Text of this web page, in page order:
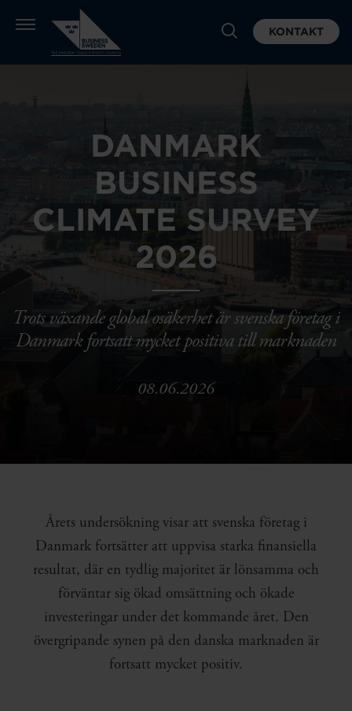
KONTAKT
DANMARK
BUSINESS
CLIMATE SURVEY
2026
Trots växande global osäkerhet är svenska företag i
Danmark fortsatt mycket positiva till marknaden
08.06.2026
Årets undersökning visar att svenska företag i
Danmark fortsätter att uppvisa starka finansiella
resultat, där en tydlig majoritet är lönsamma och
förväntar sig ökad omsättning och ökade
investeringar under det kommande året. Den
övergripande synen på den danska marknaden är
fortsatt mycket positiv.